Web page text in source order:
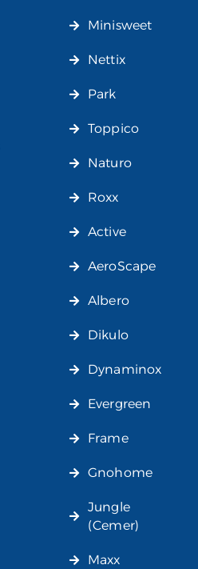
Minisweet
Nettix
Park
Toppico
Naturo
Roxx
Active
AeroScape
Albero
Dikulo
Dynaminox
Evergreen
Frame
Gnohome
Jungle
(Cemer)
Maxx